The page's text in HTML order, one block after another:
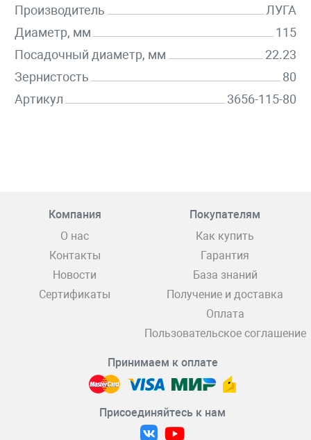
Производитель
ЛУГА
Диаметр, мм
115
Посадочный диаметр, мм
22.23
Зернистость
80
Артикул
3656-115-80
Компания
О нас
Контакты
Новости
Сертификаты
Покупателям
Как купить
Гарантия
База знаний
Получение и доставка
Оплата
Пользовательское соглашение
Принимаем к оплате
Присоединяйтесь к нам